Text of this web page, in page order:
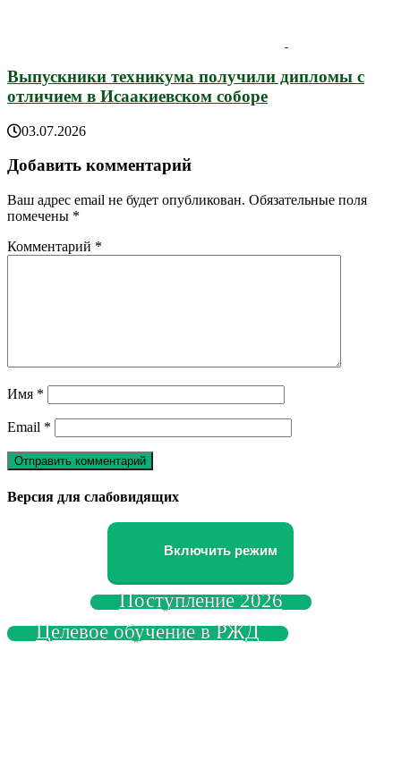
Выпускники техникума получили дипломы с
отличием в Исаакиевском соборе
03.07.2026
Добавить комментарий
Ваш адрес email не будет опубликован. Обязательные поля
помечены *
Комментарий *
Имя *
Email *
Версия для слабовидящих
Включить режим
Поступление 2026
Целевое обучение в РЖД